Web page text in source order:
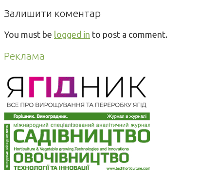
Залишити коментар
You must be logged in to post a comment.
Реклама